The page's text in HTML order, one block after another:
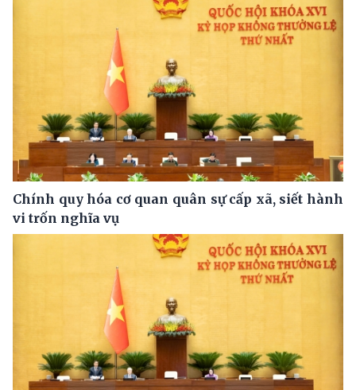
Chính quy hóa cơ quan quân sự cấp xã, siết hành
vi trốn nghĩa vụ